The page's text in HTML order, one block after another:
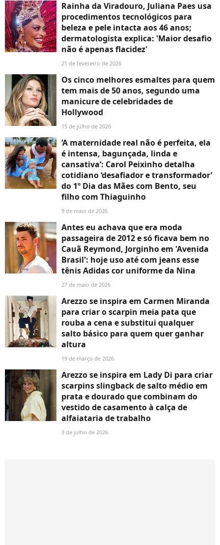
Rainha da Viradouro, Juliana Paes usa
procedimentos tecnológicos para
beleza e pele intacta aos 46 anos;
dermatologista explica: 'Maior desafio
não é apenas flacidez'
21 de fevereiro de 2026
Os cinco melhores esmaltes para quem
tem mais de 50 anos, segundo uma
manicure de celebridades de
Hollywood
15 de julho de 2026
‘A maternidade real não é perfeita, ela
é intensa, bagunçada, linda e
cansativa’: Carol Peixinho detalha
cotidiano ‘desafiador e transformador’
do 1º Dia das Mães com Bento, seu
filho com Thiaguinho
9 de maio de 2026
Antes eu achava que era moda
passageira de 2012 e só ficava bem no
Cauã Reymond, Jorginho em 'Avenida
Brasil': hoje uso até com jeans esse
tênis Adidas cor uniforme da Nina
27 de maio de 2026
Arezzo se inspira em Carmen Miranda
para criar o scarpin meia pata que
rouba a cena e substitui qualquer
salto básico para quem quer ganhar
altura
19 de março de 2026
Arezzo se inspira em Lady Di para criar
scarpins slingback de salto médio em
prata e dourado que combinam do
vestido de casamento à calça de
alfaiataria de trabalho
3 de julho de 2026